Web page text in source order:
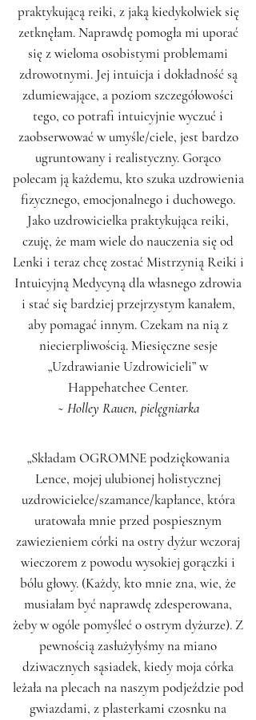
praktykującą reiki, z jaką kiedykolwiek się
zetknęłam. Naprawdę pomogła mi uporać
się z wieloma osobistymi problemami
zdrowotnymi. Jej intuicja i dokładność są
zdumiewające, a poziom szczegółowości
tego, co potrafi intuicyjnie wyczuć i
zaobserwować w umyśle/ciele, jest bardzo
ugruntowany i realistyczny. Gorąco
polecam ją każdemu, kto szuka uzdrowienia
fizycznego, emocjonalnego i duchowego.
Jako uzdrowicielka praktykująca reiki,
czuję, że mam wiele do nauczenia się od
Lenki i teraz chcę zostać Mistrzynią Reiki i
Intuicyjną Medycyną dla własnego zdrowia
i stać się bardziej przejrzystym kanałem,
aby pomagać innym. Czekam na nią z
niecierpliwością. Miesięczne sesje
„Uzdrawianie Uzdrowicieli” w
Happehatchee Center.
~ Holley Rauen, pielęgniarka
„Składam OGROMNE podziękowania
Lence, mojej ulubionej holistycznej
uzdrowicielce/szamance/kapłance, która
uratowała mnie przed pospiesznym
zawiezieniem córki na ostry dyżur wczoraj
wieczorem z powodu wysokiej gorączki i
bólu głowy. (Każdy, kto mnie zna, wie, że
musiałam być naprawdę zdesperowana,
żeby w ogóle pomyśleć o ostrym dyżurze). Z
pewnością zasłużyłyśmy na miano
dziwacznych sąsiadek, kiedy moja córka
leżała na plecach na naszym podjeździe pod
gwiazdami, z plasterkami czosnku na